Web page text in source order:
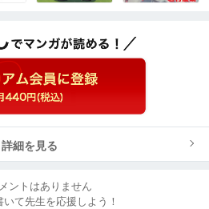
詳細を見る
ントはありません
て先生を応援しよう！